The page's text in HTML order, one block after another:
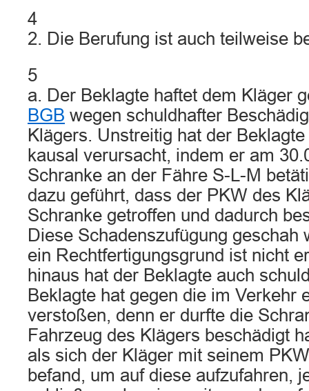
4
2. Die Berufung ist auch teilweise
5
a. Der Beklagte haftet dem Kläger
BGB wegen schuldhafter
Klägers. Unstreitig hat der
kausal verursacht, indem er am
Schranke an der Fähre S-L-M
dazu geführt, dass der PKW des
Schranke getroffen und dadurch
Diese Schadenszufügung geschah
ein Rechtfertigungsgrund ist nicht
hinaus hat der Beklagte auch
Beklagte hat gegen die im Verkehr
verstoßen, denn er durfte die
Fahrzeug des Klägers beschädigt
als sich der Kläger mit seinem
befand, um auf diese aufzufahren,